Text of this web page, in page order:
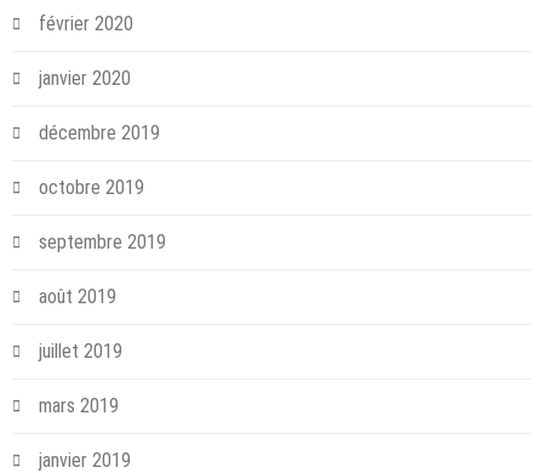
février 2020
janvier 2020
décembre 2019
octobre 2019
septembre 2019
août 2019
juillet 2019
mars 2019
janvier 2019